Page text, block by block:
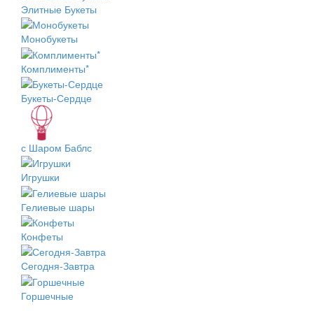
Элитные Букеты
Монобукеты
Комплименты*
Букеты-Сердце
с Шаром Баблс
Игрушки
Гелиевые шары
Конфеты
Сегодня-Завтра
Горшечные